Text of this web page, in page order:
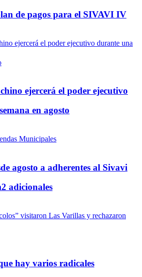
de pagos para el SIVAVI IV
ejercerá el poder ejecutivo
en agosto
agosto a adherentes al Sivavi
adicionales
hay varios radicales